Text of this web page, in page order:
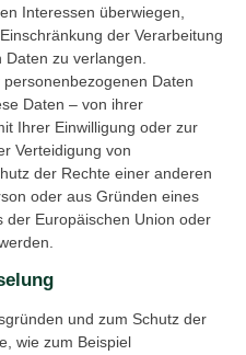
Interessen überwiegen,
der Verarbeitung
zu verlangen.
Daten
Daten – von ihrer
Ihrer Einwilligung oder zur
Verteidigung von
der Rechte einer anderen
oder aus Gründen eines
der Europäischen Union oder
und zum Schutz der
wie zum Beispiel